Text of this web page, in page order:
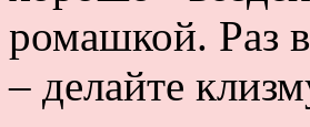
ромашкой. Раз
– делайте